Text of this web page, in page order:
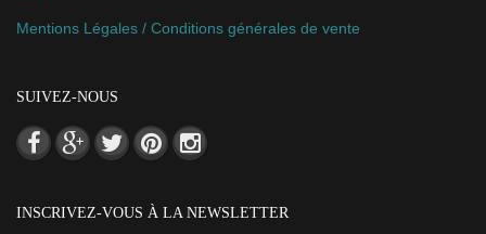
Mentions Légales / Conditions générales de vente
SUIVEZ-NOUS
INSCRIVEZ-VOUS À LA NEWSLETTER